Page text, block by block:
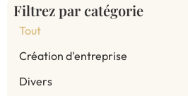
Filtrez par catégorie
Création d'entreprise
Divers
Tout